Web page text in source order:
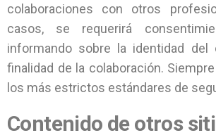
colaboraciones con otros
casos, se requerirá
informando sobre la identidad del
finalidad de la colaboración.
los más estrictos estándares de
Contenido de otros